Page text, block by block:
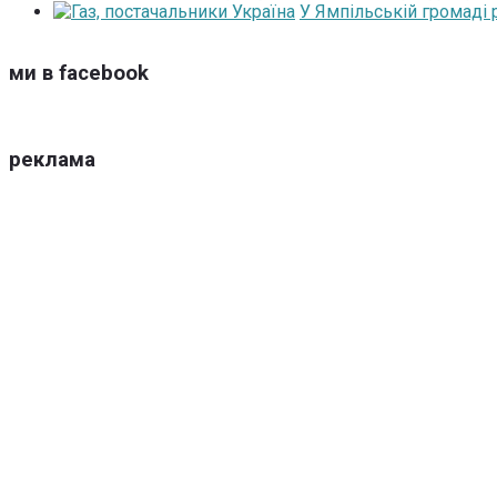
У Ямпільській
ми в facebook
реклама